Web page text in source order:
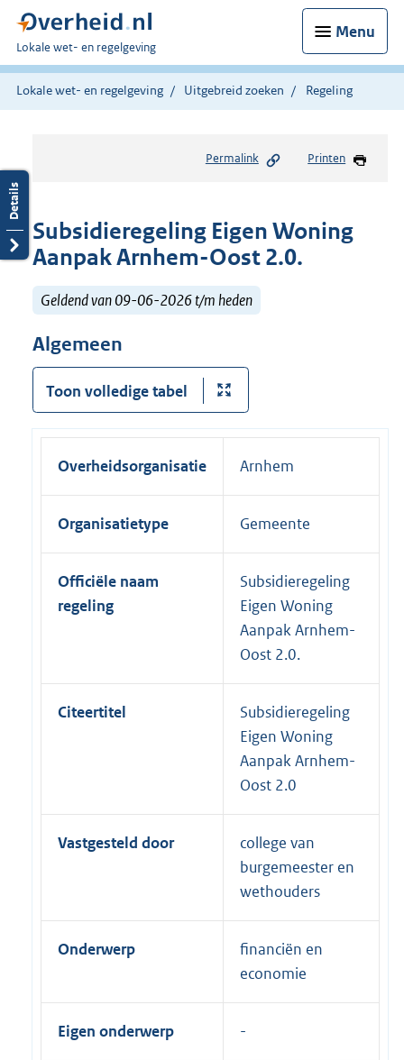
Menu
U
bent
hier:
Lokale wet- en regelgeving
Lokale wet- en regelgeving Uitgebreid zoeken Regeling
Permalink Printen
Subsidieregeling Eigen Woning
Aanpak Arnhem-Oost 2.0.
Geldend van 09-06-2026 t/m heden
Algemeen
Toon volledige tabel
Overheidsorganisatie Arnhem
Organisatietype Gemeente
Officiële naam
regeling
Subsidieregeling
Eigen Woning
Aanpak Arnhem-
Oost 2.0.
Citeertitel
Subsidieregeling
Eigen Woning
Aanpak Arnhem-
Oost 2.0
Vastgesteld door
college van
burgemeester en
wethouders
Onderwerp
financiën en
economie
Eigen onderwerp